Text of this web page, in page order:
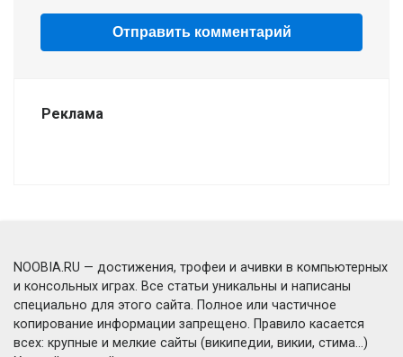
Реклама
NOOBIA.RU — достижения, трофеи и ачивки в компьютерных
и консольных играх. Все статьи уникальны и написаны
специально для этого сайта. Полное или частичное
копирование информации запрещено. Правило касается
всех: крупные и мелкие сайты (википедии, викии, стима...)